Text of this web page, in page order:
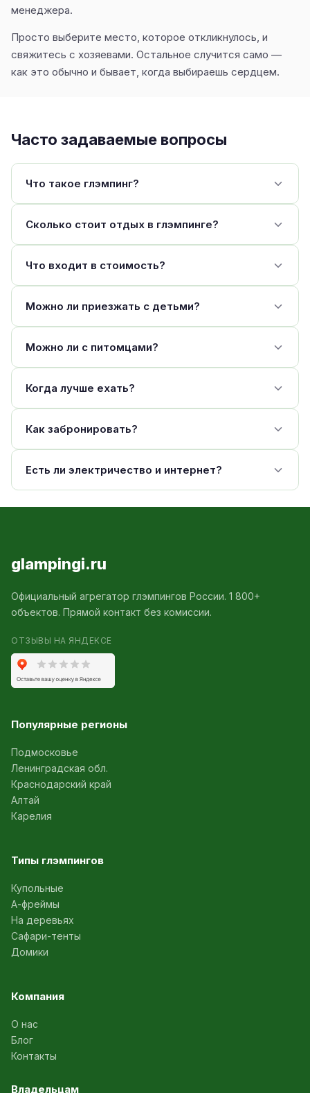
менеджера.
Просто выберите место, которое откликнулось, и
свяжитесь с хозяевами. Остальное случится само —
как это обычно и бывает, когда выбираешь сердцем.
Часто задаваемые вопросы
Что такое глэмпинг?
Сколько стоит отдых в глэмпинге?
Что входит в стоимость?
Можно ли приезжать с детьми?
Можно ли с питомцами?
Когда лучше ехать?
Как забронировать?
Есть ли электричество и интернет?
glampingi.ru
Официальный агрегатор глэмпингов России. 1 800+
объектов. Прямой контакт без комиссии.
ОТЗЫВЫ НА ЯНДЕКСЕ
Популярные регионы
Подмосковье
Ленинградская обл.
Краснодарский край
Алтай
Карелия
Типы глэмпингов
Купольные
А-фреймы
На деревьях
Сафари-тенты
Домики
Компания
О нас
Блог
Контакты
Владельцам